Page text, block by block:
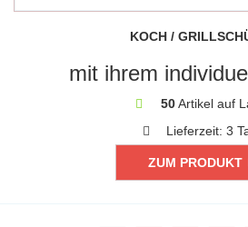
KOCH /
mit ihrem
50Artikel auf
Lieferzeit: 3
ZUM PRODUKT